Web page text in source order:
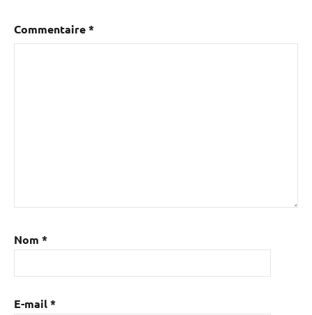
Commentaire*
Nom *
E-mail*